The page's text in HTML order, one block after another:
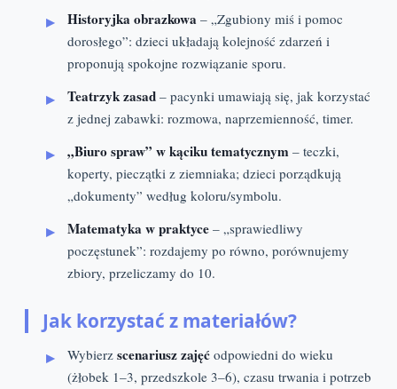
Historyjka obrazkowa – „Zgubiony miś i pomoc
dorosłego”: dzieci układają kolejność zdarzeń i
proponują spokojne rozwiązanie sporu.
Teatrzyk zasad – pacynki umawiają się, jak korzystać
z jednej zabawki: rozmowa, naprzemienność, timer.
„Biuro spraw” w kąciku tematycznym – teczki,
koperty, pieczątki z ziemniaka; dzieci porządkują
„dokumenty” według koloru/symbolu.
Matematyka w praktyce – „sprawiedliwy
poczęstunek”: rozdajemy po równo, porównujemy
zbiory, przeliczamy do 10.
Jak korzystać z materiałów?
Wybierz scenariusz zajęć odpowiedni do wieku
(żłobek 1–3, przedszkole 3–6), czasu trwania i potrzeb